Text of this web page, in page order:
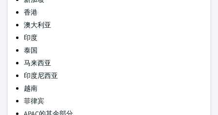
香港
澳大利亚
印度
泰国
马来西亚
印度尼西亚
越南
菲律宾